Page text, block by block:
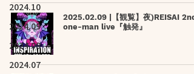
2024.10
2024.09
2024.08
2024.07
2025.02.09 |【観覧】夜)REISAI 2nd
one-man live『触発』